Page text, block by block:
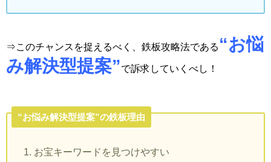
⇒このチャンスを捉えるべく、鉄板攻略法である “お悩
み解決型提案”で訴求していくべし！
“お悩み解決型提案”の鉄板理由
お宝キーワードを見つけやすい